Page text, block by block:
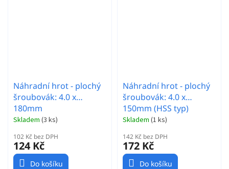
Náhradní hrot - plochý
šroubovák: 4.0 x
180mm
Skladem (3 ks)
102 Kč bez DPH
124 Kč
Do košíku
Náhradní hrot - plochý
šroubovák: 4.0 x
150mm (HSS typ)
Skladem (1 ks)
142 Kč bez DPH
172 Kč
Do košíku